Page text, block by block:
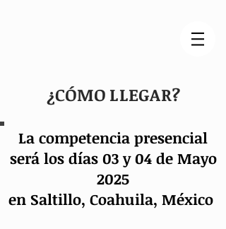
¿CÓMO LLEGAR?
La competencia presencial
será los días 03 y 04 de Mayo
2025
en Saltillo, Coahuila, México